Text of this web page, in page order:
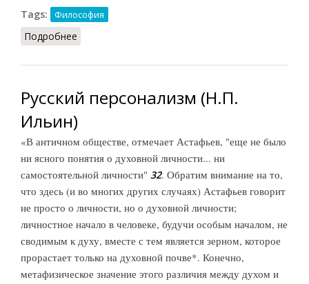
Tags:
Философия
Подробнее
Русский персонализм (Н.П.
Ильин)
«В античном обществе, отмечает Астафьев, "еще не было
ни ясного понятия о духовной личности... ни
самостоятельной личности" 32. Обратим внимание на то,
что здесь (и во многих других случаях) Астафьев говорит
не просто о личности, но о духовной личности;
личностное начало в человеке, будучи особым началом, не
сводимым к духу, вместе с тем является зерном, которое
прорастает только на духовной почве*. Конечно,
метафизическое значение этого различия между духом и